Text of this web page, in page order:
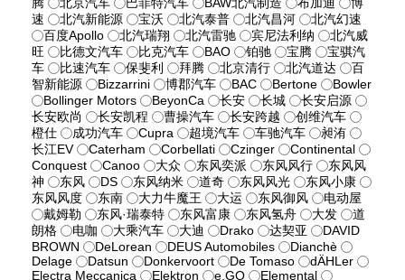
速
北汽新能源 宝沃 北汽泰普 北汽昌河
北汽幻速
百度Apollo
北汽瑞翔 北汽雷驰 宾尼法利纳
北汽威
旺
比德文汽车 比克汽车 BAO 铂驰 宝腾
宝骐汽
车
比速汽车 保斐利 拜腾 北京清行 北汽道达
百
智新能源
Bizzarrini 博郡汽车 BAC Bertone
Bowler
Bollinger Motors
BeyonCa 长安 长城
长安启源
长安欧尚
长安凯程 曹操汽车 长安跨越
创维汽车
橙仕
成功汽车 Cupra 超境汽车 车驰汽车
昶洧
长江EV
Caterham Corbellati Czinger
Continental
Conquest
Canoo 大众 东风奕派 东风风行
东风风
神
东风 DS 东风纳米 道奇 东风风光
东风小康
东风风度
东南 大力牛魔王 大运 东风御风
电动屋
戴姆勒
东风·瑞泰特 东风富康 东风氢舟 大发
道
朗格
电咖 大乘汽车 大迪 Drako 达契亚
DAVID
BROWN
DeLorean DEUS Automobiles
Dianchè
Delage
Datsun Donkervoort De Tomaso
dÄHLer
Electra Meccanica
Elektron e.GO
Elemental